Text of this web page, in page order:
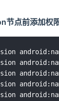
节点前添加权